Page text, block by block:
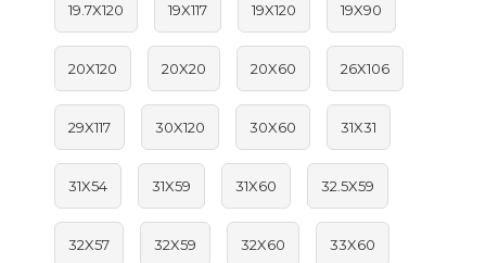
19.7X120 19X117 19X120 19X90
20X120 20X20 20X60 26X106
29X117 30X120 30X60 31X31
31X54 31X59 31X60 32.5X59
32X57 32X59 32X60 33X60